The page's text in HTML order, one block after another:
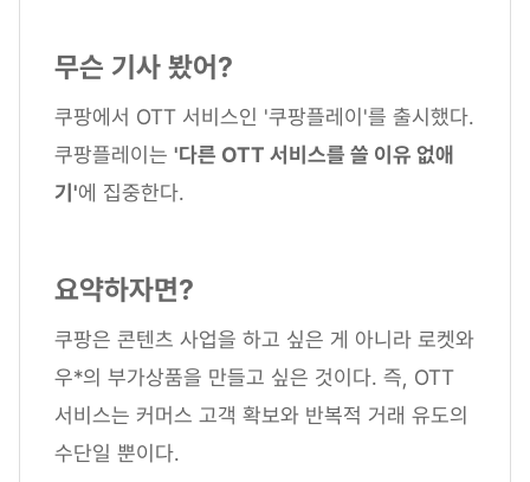
무슨 기사 봤어?
쿠팡에서 OTT 서비스인 '쿠팡플레이'를 출시했다.
쿠팡플레이는 '다른 OTT 서비스를 쓸 이유 없애
기'에 집중한다.
요약하자면?
쿠팡은 콘텐츠 사업을 하고 싶은 게 아니라 로켓와
우*의 부가상품을 만들고 싶은 것이다. 즉, OTT
서비스는 커머스 고객 확보와 반복적 거래 유도의
수단일 뿐이다.